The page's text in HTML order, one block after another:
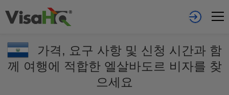
가격, 요구 사항 및 신청 시간과 함
께 여행에 적합한 엘살바도르 비자를 찾
으세요